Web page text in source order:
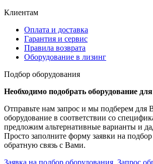
Клиентам
Оплата и доставка
Гарантия и сервис
Правила возврата
Оборудование в лизинг
Подбор оборудования
Необходимо подобрать оборудование для
Отправьте нам запрос и мы подберем для
оборудование в соответствии со
предложим альтернативные варианты и
Просто заполните форму заявки на
обратную связь с Вами.
Заявка на подбор оборудования Запрос